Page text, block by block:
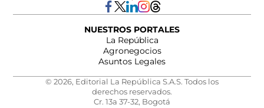
NUESTROS PORTALES
La República
Agronegocios
Asuntos Legales
© 2026, Editorial La República S.A.S. Todos los
derechos reservados.
Cr. 13a 37-32, Bogotá